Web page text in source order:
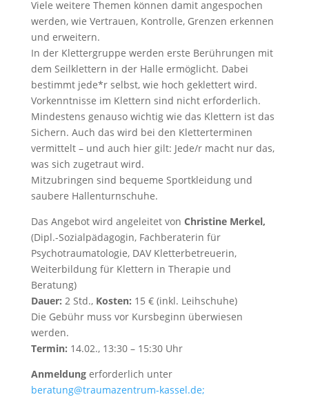
Viele weitere Themen können damit angespochen
werden, wie Vertrauen, Kontrolle, Grenzen erkennen
und erweitern.
In der Klettergruppe werden erste Berührungen mit
dem Seilklettern in der Halle ermöglicht. Dabei
bestimmt jede*r selbst, wie hoch geklettert wird.
Vorkenntnisse im Klettern sind nicht erforderlich.
Mindestens genauso wichtig wie das Klettern ist das
Sichern. Auch das wird bei den Kletterterminen
vermittelt – und auch hier gilt: Jede/r macht nur das,
was sich zugetraut wird.
Mitzubringen sind bequeme Sportkleidung und
saubere Hallenturnschuhe.
Das Angebot wird angeleitet von Christine Merkel,
(Dipl.-Sozialpädagogin, Fachberaterin für
Psychotraumatologie, DAV Kletterbetreuerin,
Weiterbildung für Klettern in Therapie und
Beratung)
Dauer: 2 Std., Kosten: 15 € (inkl. Leihschuhe)
Die Gebühr muss vor Kursbeginn überwiesen
werden.
Termin: 14.02., 13:30 – 15:30 Uhr
Anmeldung erforderlich unter
beratung@traumazentrum-kassel.de;